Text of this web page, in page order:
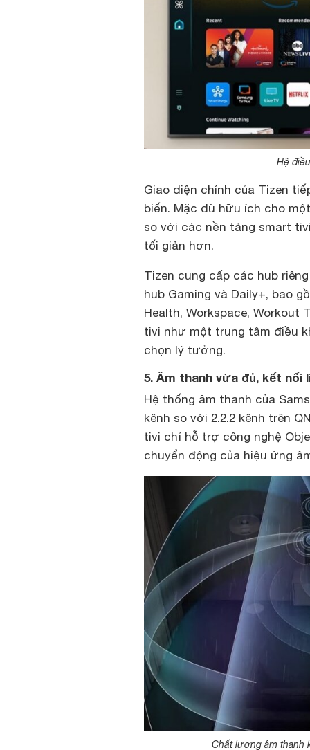
Hệ
Giao diện chính của Tizen
biến. Mặc dù hữu ích cho
so với các nền tảng smart
tối giản hơn.
Tizen cung cấp các hub
hub Gaming và Daily+, bao
Health, Workspace, Workout
tivi như một trung tâm điều
chọn lý tưởng.
5. Âm thanh vừa đủ, kết nối
Hệ thống âm thanh của
kênh so với 2.2.2 kênh trên
tivi chỉ hỗ trợ công nghệ
chuyển động của hiệu ứng
Chất lượng âm thanh